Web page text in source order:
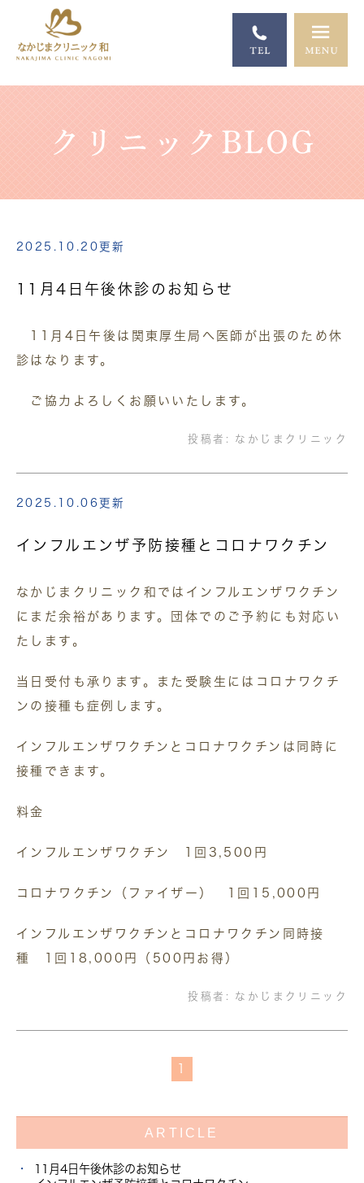
クリニックBLOG
2025.10.20更新
11月4日午後休診のお知らせ
11月4日午後は関東厚生局へ医師が出張のため休
診はなります。
ご協力よろしくお願いいたします。
投稿者: なかじまクリニック
2025.10.06更新
インフルエンザ予防接種とコロナワクチン
なかじまクリニック和ではインフルエンザワクチン
にまだ余裕があります。団体でのご予約にも対応い
たします。
当日受付も承ります。また受験生にはコロナワクチ
ンの接種も症例します。
インフルエンザワクチンとコロナワクチンは同時に
接種できます。
料金
インフルエンザワクチン 1回3,500円
コロナワクチン（ファイザー） 1回15,000円
インフルエンザワクチンとコロナワクチン同時接
種 1回18,000円（500円お得）
投稿者: なかじまクリニック
ARTICLE
11月4日午後休診のお知らせ